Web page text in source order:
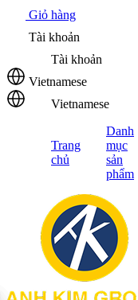
Giỏ hàng
Tài khoản
Tài khoản
Vietnamese
Vietnamese
Trang
chủ
Danh
mục
sản
phẩm